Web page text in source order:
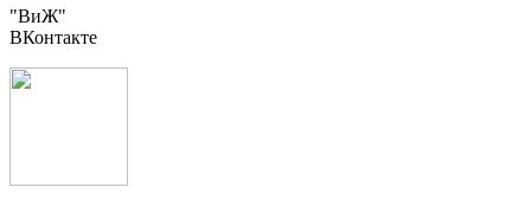
"ВиЖ"
ВКонтакте